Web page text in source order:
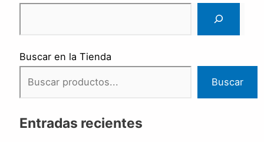
Buscar en la Tienda
Buscar
Entradas recientes